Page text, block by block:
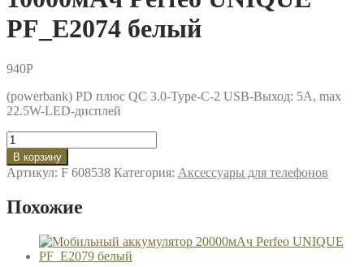
PF_E2074 белый
940P
(powerbank) PD плюс QC 3.0-Type-C-2 USB-Выход: 5A, max
22.5W-LED-дисплей
Количество
товара
Мобильный
аккумулятор
Perfeo
PF_E2074
белый
В корзину
Артикул: F 608538 Категория: Аксессуары для телефонов
Похожие